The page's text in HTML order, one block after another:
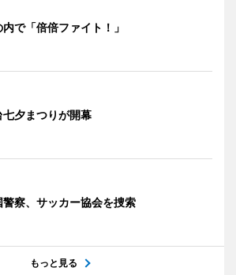
内で「倍倍ファイト！」
七夕まつりが開幕
警察、サッカー協会を捜索
もっと見る